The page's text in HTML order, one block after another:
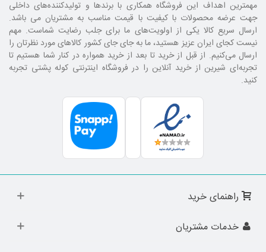
مهمترین اهداف این فروشگاه همکاری با برند‌ها و تولیدکننده‌های داخلی
جهت عرضه محصولات با کیفیت با قیمت مناسب به مشتریان می باشد.
ارسال سریع کالا یکی از اولویت‌های ما برای جلب رضایت شماست. مهم
نیست کجای ایران عزیز هستید، ما به جای جای کشور کالا‌های مورد نظرتان را
ارسال می‌کنیم. از قبل از خرید تا بعد از خرید همواره در کنار شما هستیم تا
تجربه‌ای شیرین از خرید آنلاین را در فروشگاه اینترنتی کوله پشتی تجربه
کنید.
راهنمای خرید
خدمات مشتریان